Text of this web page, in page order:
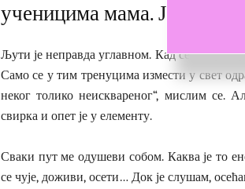
ученицима мама. Ја још
Љути је неправда углавном. Кад се наљути,
Само се у тим тренуцима измести у свет
неког толико неисквареног“, мислим
свирка и опет је у елементу.
Сваки пут ме одушеви собом. Каква је то
се чује, доживи, осети… Док је слушам,